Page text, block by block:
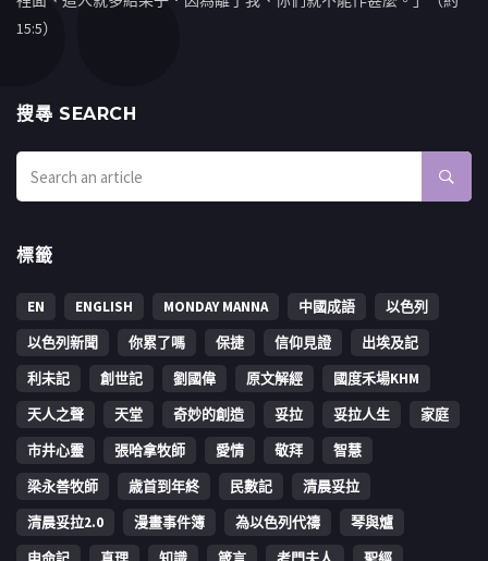
15:5）
搜㝷 SEARCH
標籤
EN ENGLISH MONDAY MANNA 中國成語
以色列
以色列新聞
你累了嗎 保捷 信仰見證
出埃及記
利未記
創世記 劉國偉 原文解經
國度禾場KHM
天人之聲
天堂 奇妙的創造 妥拉 妥拉人生
家庭
市井心靈
張哈拿牧師 愛情 敬拜
智慧
梁永善牧師
歳首到年終 民數記
清晨妥拉
清晨妥拉2.0
漫畫事件簿 為以色列代禱
琴與爐